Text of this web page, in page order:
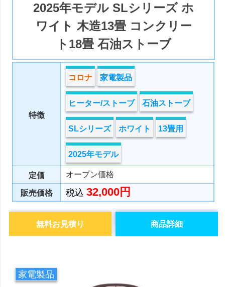
2025年モデル SLシリーズ ホ
ワイト 木造13畳 コンクリー
ト18畳 石油ストーブ
特徴
コロナ 家電製品
ヒーター/ストーブ 石油ストーブ
SLシリーズ ホワイト 13畳用
2025年モデル
定価 オープン価格
販売価格 税込32,000円
商品詳細
無料お見積り
家電製品